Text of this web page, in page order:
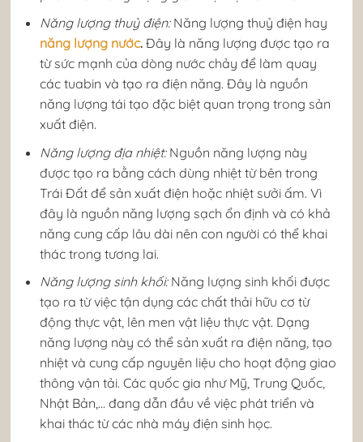
Năng lượng thuỷ điện: Năng lượng thuỷ điện hay
năng lượng nước. Đây là năng lượng được tạo ra
từ sức mạnh của dòng nước chảy để làm quay
các tuabin và tạo ra điện năng. Đây là nguồn
năng lượng tái tạo đặc biệt quan trọng trong sản
xuất điện.
Năng lượng địa nhiệt: Nguồn năng lượng này
được tạo ra bằng cách dùng nhiệt từ bên trong
Trái Đất để sản xuất điện hoặc nhiệt sưởi ấm. Vì
đây là nguồn năng lượng sạch ổn định và có khả
năng cung cấp lâu dài nên con người có thể khai
thác trong tương lai.
Năng lượng sinh khối: Năng lượng sinh khối được
tạo ra từ việc tận dụng các chất thải hữu cơ từ
động thực vật, lên men vật liệu thực vật. Dạng
năng lượng này có thể sản xuất ra điện năng, tạo
nhiệt và cung cấp nguyên liệu cho hoạt động giao
thông vận tải. Các quốc gia như Mỹ, Trung Quốc,
Nhật Bản,… đang dẫn đầu về việc phát triển và
khai thác từ các nhà máy điện sinh học.